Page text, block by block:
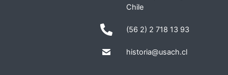
Chile
(56 2) 2 718 13 93
historia@usach.cl